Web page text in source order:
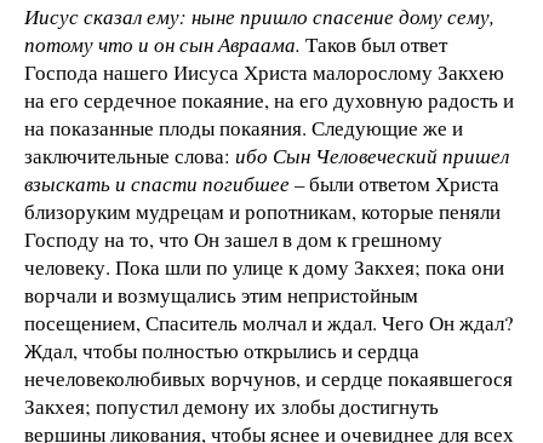
Иисус сказал ему: ныне пришло спасение дому сему,
потому что и он сын Авраама. Таков был ответ
Господа нашего Иисуса Христа малорослому Закхею
на его сердечное покаяние, на его духовную радость и
на показанные плоды покаяния. Следующие же и
заключительные слова: ибо Сын Человеческий пришел
взыскать и спасти погибшее– были ответом Христа
близоруким мудрецам и ропотникам, которые пеняли
Господу на то, что Он зашел в дом к грешному
человеку. Пока шли по улице к дому Закхея; пока они
ворчали и возмущались этим непристойным
посещением, Спаситель молчал и ждал. Чего Он ждал?
Ждал, чтобы полностью открылись и сердца
нечеловеколюбивых ворчунов, и сердце покаявшегося
Закхея; попустил демону их злобы достигнуть
вершины ликования, чтобы яснее и очевиднее для всех